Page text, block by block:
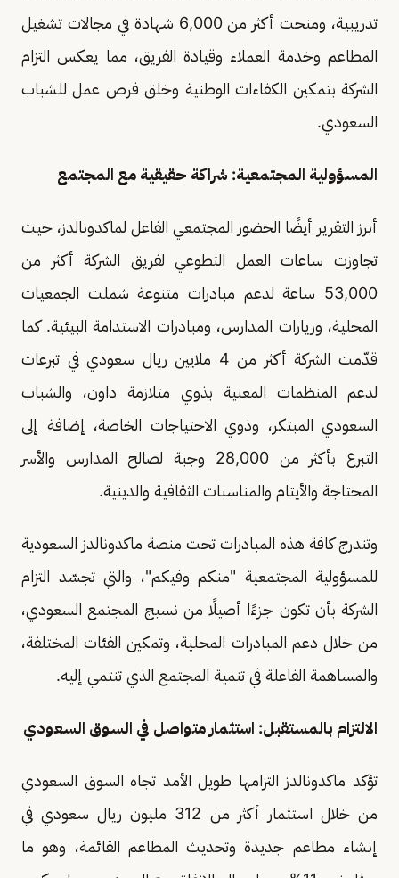
تدريبية، ومنحت أكثر من 6,000 شهادة في مجالات تشغيل
المطاعم وخدمة العملاء وقيادة الفريق، مما يعكس التزام
الشركة بتمكين الكفاءات الوطنية وخلق فرص عمل للشباب
السعودي.
المسؤولية المجتمعية: شراكة حقيقية مع المجتمع
أبرز التقرير أيضًا الحضور المجتمعي الفاعل لماكدونالدز، حيث
تجاوزت ساعات العمل التطوعي لفريق الشركة أكثر من
53,000 ساعة لدعم مبادرات متنوعة شملت الجمعيات
المحلية، وزيارات المدارس، ومبادرات الاستدامة البيئية. كما
قدّمت الشركة أكثر من 4 ملايين ريال سعودي في تبرعات
لدعم المنظمات المعنية بذوي متلازمة داون، والشباب
السعودي المبتكر، وذوي الاحتياجات الخاصة، إضافة إلى
التبرع بأكثر من 28,000 وجبة لصالح المدارس والأسر
المحتاجة والأيتام والمناسبات الثقافية والدينية.
وتندرج كافة هذه المبادرات تحت منصة ماكدونالدز السعودية
للمسؤولية المجتمعية "منكم وفيكم"، والتي تجسّد التزام
الشركة بأن تكون جزءًا أصيلًا من نسيج المجتمع السعودي،
من خلال دعم المبادرات المحلية، وتمكين الفئات المختلفة،
والمساهمة الفاعلة في تنمية المجتمع الذي تنتمي إليه.
الالتزام بالمستقبل: استثمار متواصل في السوق السعودي
تؤكد ماكدونالدز التزامها طويل الأمد تجاه السوق السعودي
من خلال استثمار أكثر من 312 مليون ريال سعودي في
إنشاء مطاعم جديدة وتحديث المطاعم القائمة، وهو ما